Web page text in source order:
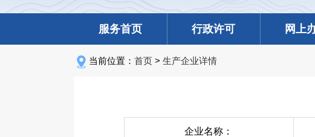
服务首页 行政许可 网上
当前位置： 首页 > 生产企业详情
企业名称：